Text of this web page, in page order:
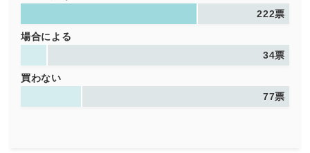
222票
場合による
34票
買わない
77票